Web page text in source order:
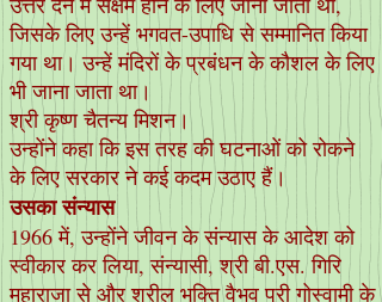
जिसके लिए उन्हें भगवत-उपाधि से सम्मानित किया
गया था। उन्हें मंदिरों के प्रबंधन के कौशल के लिए
भी जाना जाता था।
श्री कृष्ण चैतन्य मिशन।
उन्होंने कहा कि इस तरह की घटनाओं को रोकने
के लिए सरकार ने कई कदम उठाए हैं।
उसका संन्यास
1966 में, उन्होंने जीवन के संन्यास के आदेश को
स्वीकार कर लिया, संन्यासी, श्री बी.एस. गिरि
महाराजा से और श्रील भक्ति वैभव पुरी गोस्वामी के